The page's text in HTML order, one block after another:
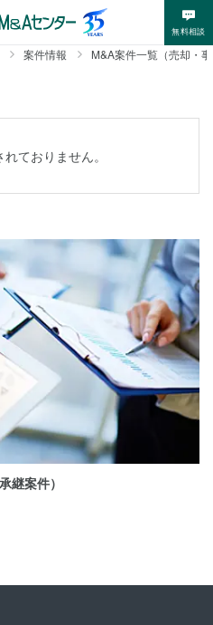
無料相談
案件情報 M&A案件一覧（売却・
ておりません。
継案件）